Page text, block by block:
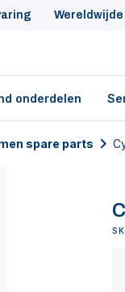
onderdelen
spare parts